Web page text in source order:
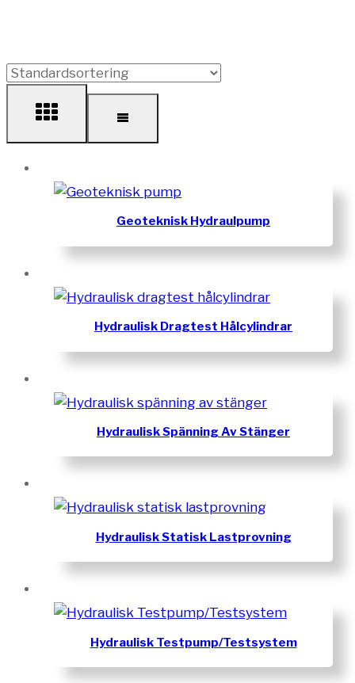
Geoteknisk Hydraulpump
Hydraulisk Dragtest Hålcylindrar
Hydraulisk Spänning Av Stänger
Hydraulisk Statisk Lastprovning
Hydraulisk Testpump/Testsystem